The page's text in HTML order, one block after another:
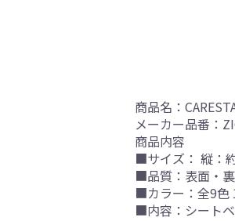
商品名：
メーカー品番：
商品内容
■サイズ： 縦：
■品質：表面・
■カラー：全9色
■内容：シート